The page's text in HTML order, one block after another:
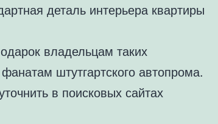
деталь интерьера квартиры
владельцам таких
штутгартского автопрома.
в поисковых сайтах